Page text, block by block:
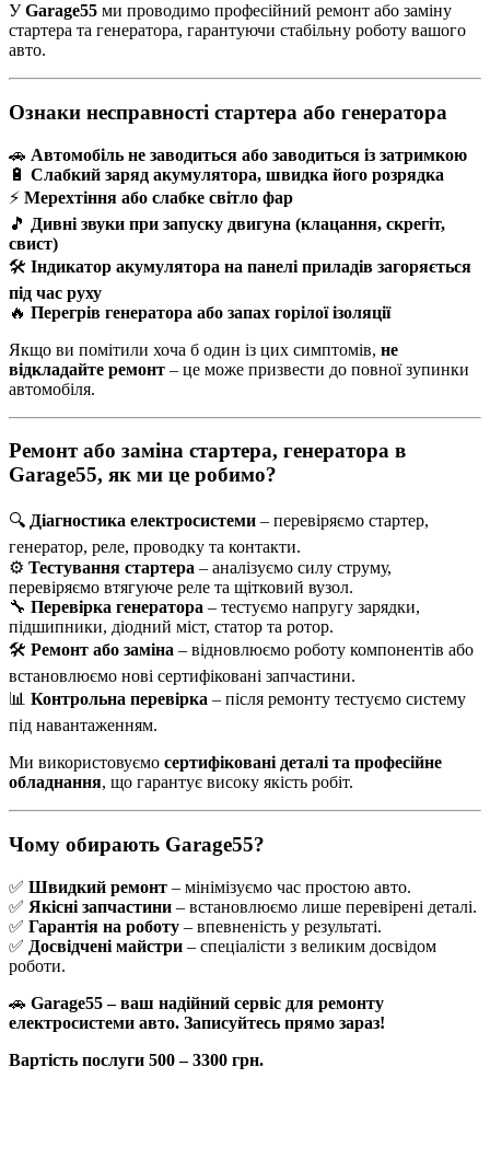
УGarage55 ми проводимо професійний ремонт або заміну
стартера та генератора, гарантуючи стабільну роботу вашого
авто.
Ознаки несправності стартера або генератора
🚗 Автомобіль не заводиться або заводиться із затримкою
🔋 Слабкий заряд акумулятора, швидка його розрядка
⚡ Мерехтіння або слабке світло фар
🎵 Дивні звуки при запуску двигуна (клацання, скрегіт,
свист)
🛠️ Індикатор акумулятора на панелі приладів загоряється
під час руху
🔥 Перегрів генератора або запах горілої ізоляції
Якщо ви помітили хоча б один із цих симптомів, не
відкладайте ремонт – це може призвести до повної зупинки
автомобіля.
Ремонт або заміна стартера, генератора в
Garage55, як ми це робимо?
🔍 Діагностика електросистеми – перевіряємо стартер,
генератор, реле, проводку та контакти.
⚙️ Тестування стартера – аналізуємо силу струму,
перевіряємо втягуюче реле та щітковий вузол.
🔧 Перевірка генератора – тестуємо напругу зарядки,
підшипники, діодний міст, статор та ротор.
🛠️ Ремонт або заміна – відновлюємо роботу компонентів або
встановлюємо нові сертифіковані запчастини.
📊 Контрольна перевірка – після ремонту тестуємо систему
під навантаженням.
Ми використовуємо сертифіковані деталі та професійне
обладнання, що гарантує високу якість робіт.
Чому обирають Garage55?
✅ Швидкий ремонт – мінімізуємо час простою авто.
✅ Якісні запчастини – встановлюємо лише перевірені деталі.
✅ Гарантія на роботу – впевненість у результаті.
✅ Досвідчені майстри – спеціалісти з великим досвідом
роботи.
🚗 Garage55 – ваш надійний сервіс для ремонту
електросистеми авто. Записуйтесь прямо зараз!
Вартість послуги 500 – 3300 грн.